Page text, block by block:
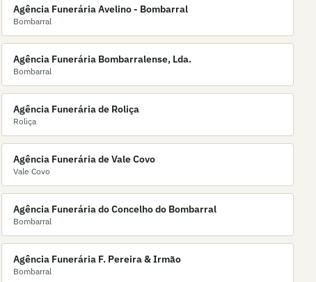
Agência Funerária Avelino - Bombarral
Bombarral
Agência Funerária Bombarralense, Lda.
Bombarral
Agência Funerária de Roliça
Roliça
Agência Funerária de Vale Covo
Vale Covo
Agência Funerária do Concelho do Bombarral
Bombarral
Agência Funerária F. Pereira & Irmão
Bombarral